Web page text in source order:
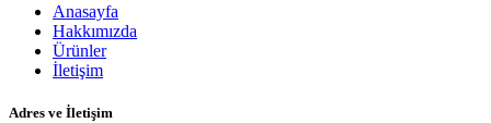
Anasayfa
Hakkımızda
Ürünler
İletişim
Adres ve İletişim